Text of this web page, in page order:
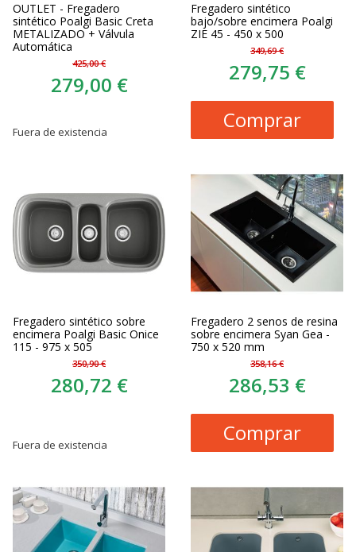
OUTLET - Fregadero
sintético Poalgi Basic Creta
METALIZADO + Válvula
Automática
425,00 €
279,00 €
Fuera de existencia
Fregadero sintético
bajo/sobre encimera Poalgi
ZIE 45 - 450 x 500
349,69 €
279,75 €
Comprar
Fregadero sintético sobre
encimera Poalgi Basic Onice
115 - 975 x 505
350,90 €
280,72 €
Fuera de existencia
Fregadero 2 senos de resina
sobre encimera Syan Gea -
750 x 520 mm
358,16 €
286,53 €
Comprar